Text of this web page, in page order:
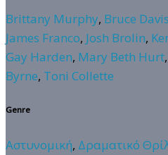
Brittany Murphy, Bruce
James Franco, Josh Brolin,
Gay Harden, Mary Beth Hurt,
Byrne, Toni Collette
Genre
Αστυνομική, Δραματικό